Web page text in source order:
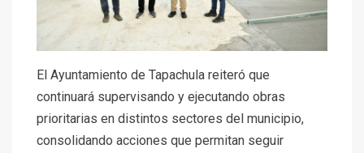
El Ayuntamiento de Tapachula reiteró que
continuará supervisando y ejecutando obras
prioritarias en distintos sectores del municipio,
consolidando acciones que permitan seguir